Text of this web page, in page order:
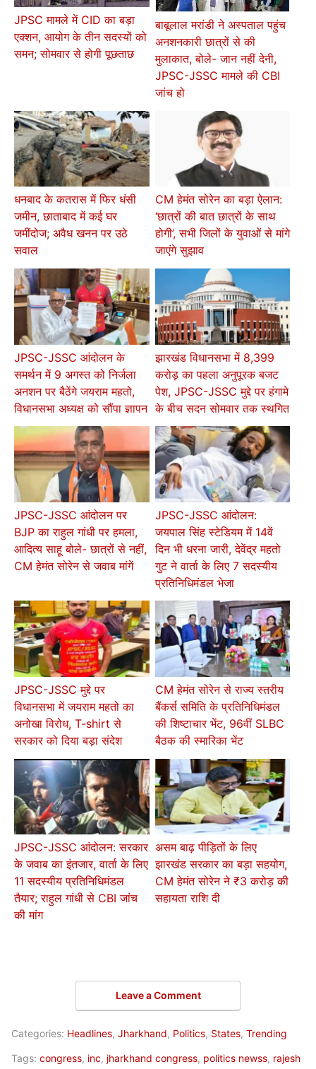
JPSC मामले में CID का बड़ा
एक्शन, आयोग के तीन सदस्यों को
समन; सोमवार से होगी पूछताछ
बाबूलाल मरांडी ने अस्पताल पहुंच
अनशनकारी छात्रों से की
मुलाकात, बोले- जान नहीं देनी,
JPSC-JSSC मामले की CBI
जांच हो
धनबाद के कतरास में फिर धंसी
जमीन, छाताबाद में कई घर
जमींदोज; अवैध खनन पर उठे
सवाल
CM हेमंत सोरेन का बड़ा ऐलान:
‘छात्रों की बात छात्रों के साथ
होगी’, सभी जिलों के युवाओं से मांगे
जाएंगे सुझाव
JPSC-JSSC आंदोलन के
समर्थन में 9 अगस्त को निर्जला
अनशन पर बैठेंगे जयराम महतो,
विधानसभा अध्यक्ष को सौंपा ज्ञापन
झारखंड विधानसभा में 8,399
करोड़ का पहला अनुपूरक बजट
पेश, JPSC-JSSC मुद्दे पर हंगामे
के बीच सदन सोमवार तक स्थगित
JPSC-JSSC आंदोलन पर
BJP का राहुल गांधी पर हमला,
आदित्य साहू बोले- छात्रों से नहीं,
CM हेमंत सोरेन से जवाब मांगें
JPSC-JSSC आंदोलन:
जयपाल सिंह स्टेडियम में 14वें
दिन भी धरना जारी, देवेंद्र महतो
गुट ने वार्ता के लिए 7 सदस्यीय
प्रतिनिधिमंडल भेजा
JPSC-JSSC मुद्दे पर
विधानसभा में जयराम महतो का
अनोखा विरोध, T-shirt से
सरकार को दिया बड़ा संदेश
CM हेमंत सोरेन से राज्य स्तरीय
बैंकर्स समिति के प्रतिनिधिमंडल
की शिष्टाचार भेंट, 96वीं SLBC
बैठक की स्मारिका भेंट
JPSC-JSSC आंदोलन: सरकार
के जवाब का इंतजार, वार्ता के लिए
11 सदस्यीय प्रतिनिधिमंडल
तैयार; राहुल गांधी से CBI जांच
की मांग
असम बाढ़ पीड़ितों के लिए
झारखंड सरकार का बड़ा सहयोग,
CM हेमंत सोरेन ने ₹3 करोड़ की
सहायता राशि दी
Leave a Comment
Categories: Headlines, Jharkhand, Politics, States, Trending
Tags: congress, inc, jharkhand congress, politics newss, rajesh